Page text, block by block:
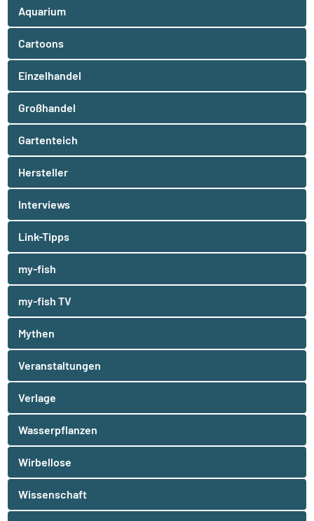
Aquarium
Cartoons
Einzelhandel
Großhandel
Gartenteich
Hersteller
Interviews
Link-Tipps
my-fish
my-fish TV
Mythen
Veranstaltungen
Verlage
Wasserpflanzen
Wirbellose
Wissenschaft